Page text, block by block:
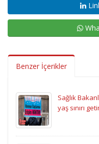
Benzer İçerikler
Sağlık
yaş sınırı